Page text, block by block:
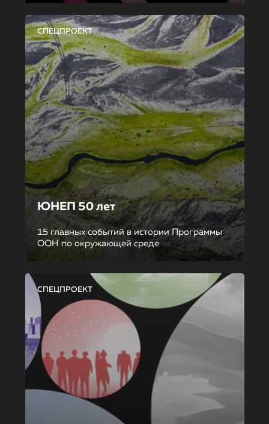
СПЕЦПРОЕКТ
ЮНЕП 50 лет
15 главных событий в истории Программы
ООН по окружающей среде
СПЕЦПРОЕКТ